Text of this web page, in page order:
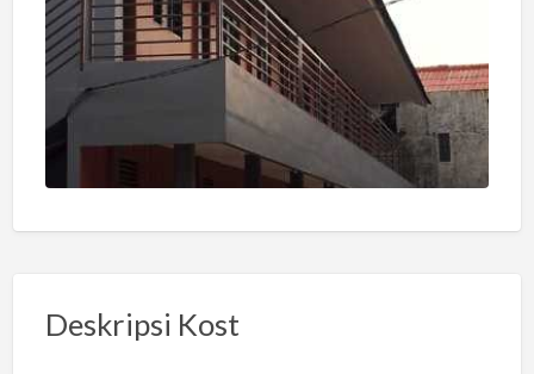
Deskripsi Kost